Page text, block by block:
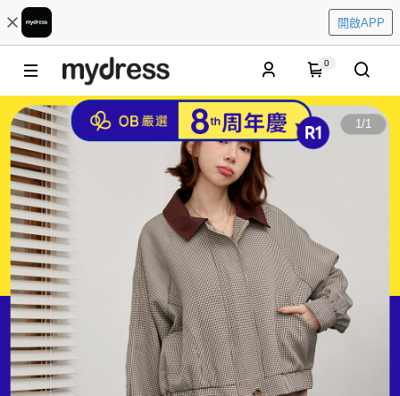
開啟APP
0
1/1